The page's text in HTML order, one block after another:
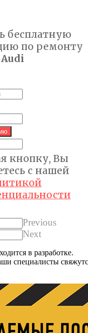
бесплатную
по ремонту
Audi
кнопку, Вы
с нашей
Previous
Next
в разработке.
специалисты